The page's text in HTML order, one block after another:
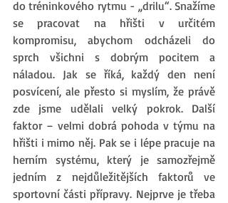
do tréninkového rytmu - ,,drilu“. Snažíme
se pracovat na hřišti v určitém
kompromisu, abychom odcházeli do
sprch všichni s dobrým pocitem a
náladou. Jak se říká, každý den není
posvícení, ale přesto si myslím, že právě
zde jsme udělali velký pokrok. Další
faktor – velmi dobrá pohoda v týmu na
hřišti i mimo něj. Pak se i lépe pracuje na
herním systému, který je samozřejmě
jedním z nejdůležitějších faktorů ve
sportovní části přípravy. Nejprve je třeba